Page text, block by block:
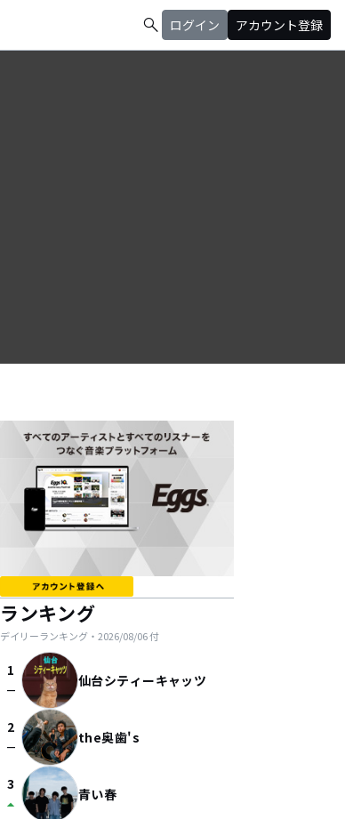
search ログイン アカウント登録
ランキング
デイリーランキング・ 2026/08/06付
1
check_indeterminate_small 仙台シティーキャッツ
2
check_indeterminate_small the奥歯's
3
arrow_drop_up 青い春